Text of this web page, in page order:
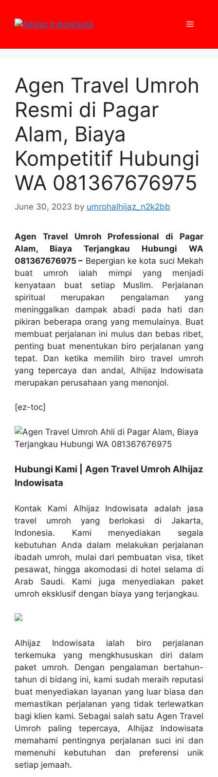
content
Menu
Agen Travel Umroh
Resmi di Pagar
Alam, Biaya
Kompetitif Hubungi
WA 081367676975
June 30, 2023 by umrohalhijaz_n2k2bb
Agen Travel Umroh Professional di Pagar
Alam, Biaya Terjangkau Hubungi WA
081367676975 – Bepergian ke kota suci Mekah
buat umroh ialah mimpi yang menjadi
kenyataan buat setiap Muslim. Perjalanan
spiritual merupakan pengalaman yang
meninggalkan dampak abadi pada hati dan
pikiran beberapa orang yang memulainya. Buat
membuat perjalanan ini mulus dan bebas ribet,
penting buat menentukan biro perjalanan yang
tepat. Dan ketika memilih biro travel umroh
yang tepercaya dan andal, Alhijaz Indowisata
merupakan perusahaan yang menonjol.
[ez-toc]
Hubungi Kami | Agen Travel Umroh Alhijaz
Indowisata
Kontak Kami Alhijaz Indowisata adalah jasa
travel umroh yang berlokasi di Jakarta,
Indonesia. Kami menyediakan segala
kebutuhan Anda dalam melakukan perjalanan
ibadah umroh, mulai dari pembuatan visa, tiket
pesawat, hingga akomodasi di hotel selama di
Arab Saudi. Kami juga menyediakan paket
umroh eksklusif dengan biaya yang terjangkau.
Alhijaz Indowisata ialah biro perjalanan
terkemuka yang mengkhususkan diri dalam
paket umroh. Dengan pengalaman bertahun-
tahun di bidang ini, kami sudah meraih reputasi
buat menyediakan layanan yang luar biasa dan
memastikan perjalanan yang tidak terlewatkan
bagi klien kami. Sebagai salah satu Agen Travel
Umroh paling tepercaya, Alhijaz Indowisata
memahami pentingnya perjalanan suci ini dan
memenuhi kebutuhan dan preferensi unik
setiap jemaah.